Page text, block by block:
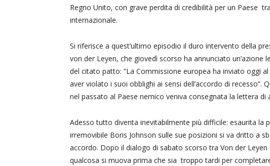
Regno Unito, con grave perdita di credibilità per un Paese
internazionale.
Si riferisce a quest’ultimo episodio il duro intervento della
von der Leyen, che giovedì scorso ha annunciato un’azione
del citato patto: “La Commissione europea ha inviato oggi
aver violato i suoi obblighi ai sensi dell’accordo di recesso”.
nel passato al Paese nemico veniva consegnata la lettera di
Adesso tutto diventa inevitabilmente più difficile: esaurita la
irremovibile Boris Johnson sulle sue posizioni si va dritto a
accordo. Dopo il dialogo di sabato scorso tra Von der
qualcosa si muova prima che sia troppo tardi per